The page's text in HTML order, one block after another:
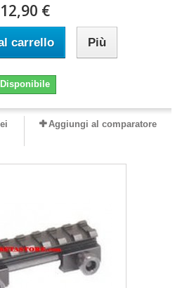
12,90 €
carrello Più
Disponibile
Aggiungi al comparatore